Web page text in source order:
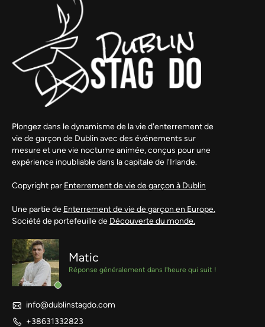
Plongez dans le dynamisme de la vie d'enterrement de
vie de garçon de Dublin avec des événements sur
mesure et une vie nocturne animée, conçus pour une
expérience inoubliable dans la capitale de l'Irlande.
Copyright par Enterrement de vie de garçon à Dublin
Une partie de Enterrement de vie de garçon en Europe.
Société de portefeuille de Découverte du monde.
Matic
Réponse généralement dans l'heure qui suit !
info@dublinstagdo.com
+38631332823